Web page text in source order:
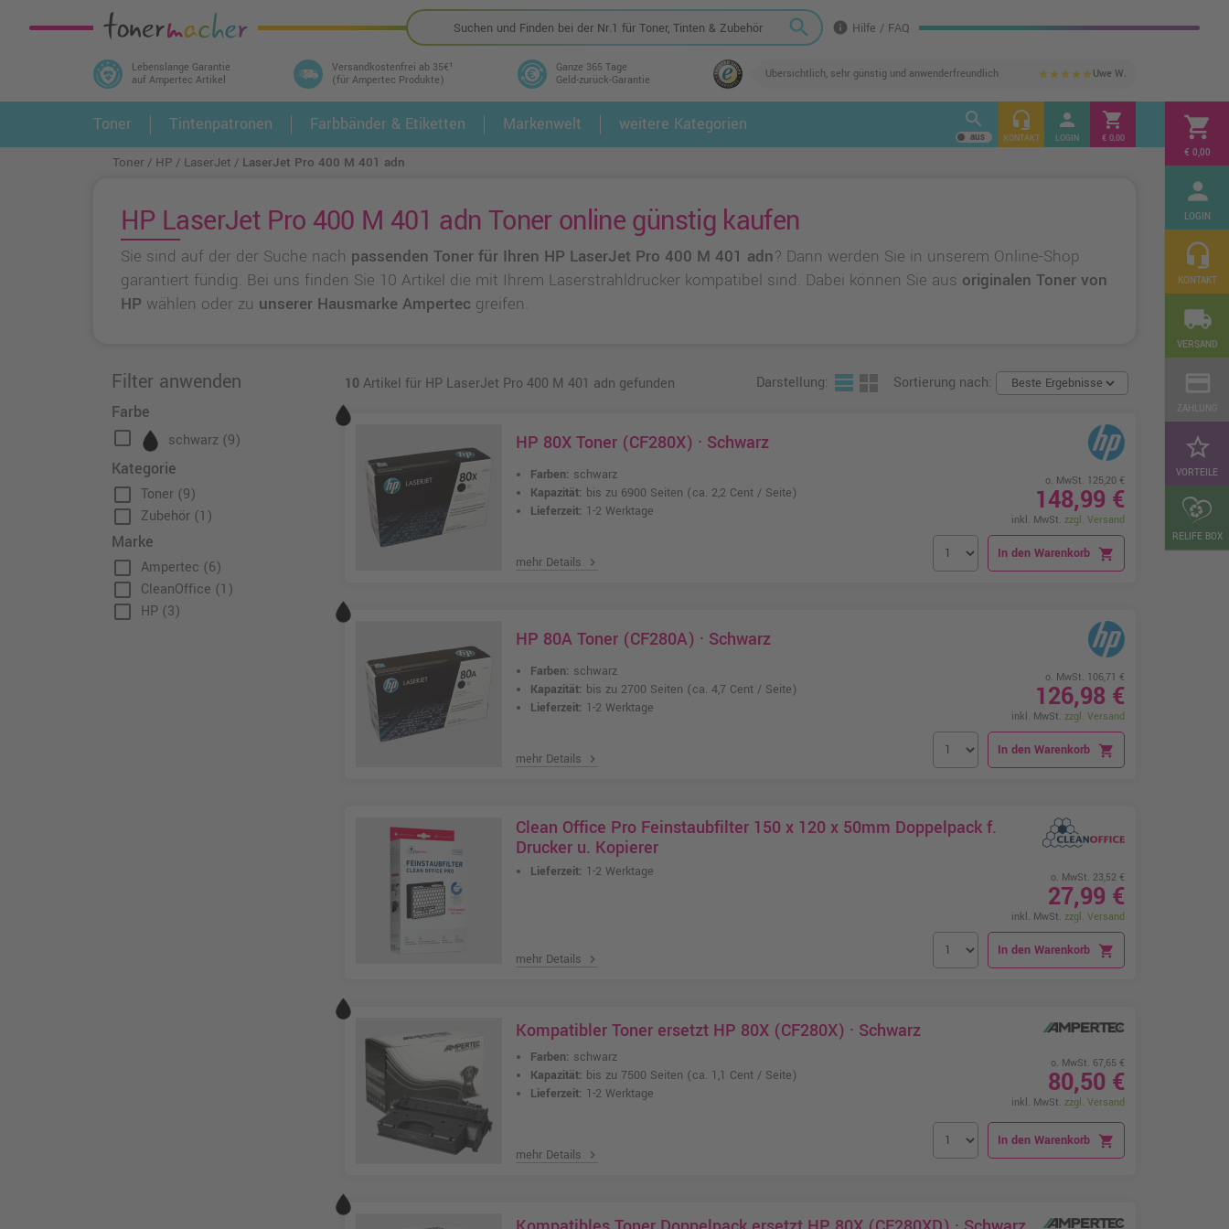
search info Hilfe / FAQ
Lebenslange Garantie
auf Ampertec Artikel
Versandkostenfrei ab 35€¹
(für Ampertec Produkte)
Ganze 365 Tage
Geld-zurück-Garantie
Übersichtlich, sehr günstig und anwenderfreundlich star star star star star Uwe W.
shopping_cart
€ 0,00
person
LOGIN
headset_mic
KONTAKT
local_shipping
VERSAND
star_border
VORTEILE
RELIFE BOX
In 3 einfachen Schritten ihr Druckermodell
und alle dazu passenden Artikel finden ➤ 1. 2.
Toner Tintenpatronen Farbbänder & Etiketten Markenwelt weitere Kategorien search headset_mic
KONTAKT
person
LOGIN
shopping_cart
€ 0,00
Toner HP LaserJet LaserJet Pro 400 M 401 adn
HP LaserJet Pro 400 M 401 adn Toner online günstig kaufen
Sie sind auf der der Suche nach passenden Toner für Ihren HP LaserJet Pro 400 M 401 adn? Dann werden Sie in unserem Online-Shop
garantiert fündig. Bei uns finden Sie 10 Artikel die mit Ihrem Laserstrahldrucker kompatibel sind. Dabei können Sie aus originalen Toner von
HP wählen oder zu unserer Hausmarke Ampertec greifen.
Filter anwenden
Farbe
check_box_outline_blank schwarz (9)
Kategorie
check_box_outline_blank Toner (9)
check_box_outline_blank Zubehör (1)
Marke
check_box_outline_blank Ampertec (6)
check_box_outline_blank CleanOffice (1)
check_box_outline_blank HP (3)
10Artikel für HP LaserJet Pro 400 M 401 adn gefunden Darstellung: Sortierung nach:
HP 80X Toner (CF280X) · Schwarz
Farben: schwarz
Kapazität: bis zu 6900 Seiten (ca. 2,2 Cent / Seite)
Lieferzeit: 1-2 Werktage
mehr Details chevron_right
o. MwSt. 125,20 €
148,99 €
inkl. MwSt. zzgl. Versand
In den Warenkorb shopping_cart
HP 80A Toner (CF280A) · Schwarz
Farben: schwarz
Kapazität: bis zu 2700 Seiten (ca. 4,7 Cent / Seite)
Lieferzeit: 1-2 Werktage
mehr Details chevron_right
o. MwSt. 106,71 €
126,98 €
inkl. MwSt. zzgl. Versand
In den Warenkorb shopping_cart
Clean Office Pro Feinstaubfilter 150 x 120 x 50mm Doppelpack f.
Drucker u. Kopierer
Lieferzeit: 1-2 Werktage
mehr Details chevron_right
o. MwSt. 23,52 €
27,99 €
inkl. MwSt. zzgl. Versand
In den Warenkorb shopping_cart
Kompatibler Toner ersetzt HP 80X (CF280X) · Schwarz
Farben: schwarz
Kapazität: bis zu 7500 Seiten (ca. 1,1 Cent / Seite)
Lieferzeit: 1-2 Werktage
mehr Details chevron_right
o. MwSt. 67,65 €
80,50 €
inkl. MwSt. zzgl. Versand
In den Warenkorb shopping_cart